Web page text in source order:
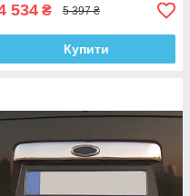
534 ₴ 5 397 ₴
Купити